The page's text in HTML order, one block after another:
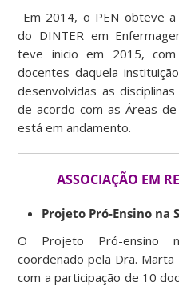
Em 2014, o PEN obteve a
do DINTER em
teve inicio em 2015,
docentes daquela
desenvolvidas as
de acordo com as Áreas de
está em andamento.
ASSOCIAÇÃO EM
Projeto Pró-Ensino na
O Projeto Pró-ensino
coordenado pela Dra.
com a participação de 10